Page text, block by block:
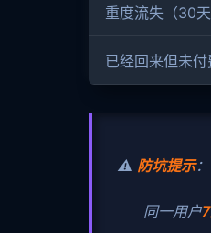
重度流失（30天
已经回来但未付
⚠️ 防坑提示：
同一用户